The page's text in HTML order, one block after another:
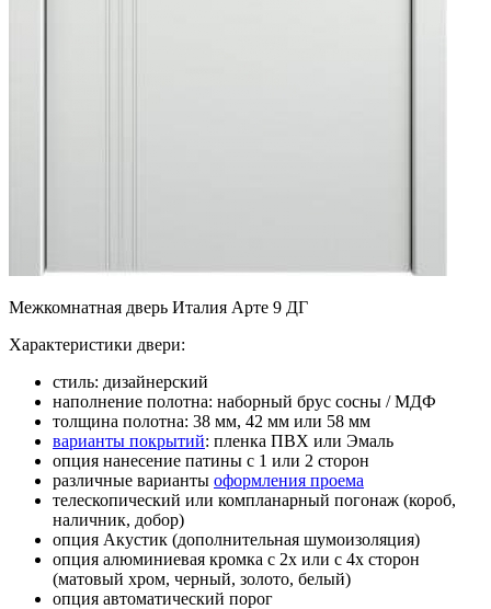
Межкомнатная дверь Италия Арте 9 ДГ
Характеристики двери:
стиль: дизайнерский
наполнение полотна: наборный брус сосны / МДФ
толщина полотна: 38 мм, 42 мм или 58 мм
варианты покрытий: пленка ПВХ или Эмаль
опция нанесение патины с 1 или 2 сторон
различные варианты оформления проема
телескопический или компланарный погонаж (короб,
наличник, добор)
опция Акустик (дополнительная шумоизоляция)
опция алюминиевая кромка с 2х или с 4х сторон
(матовый хром, черный, золото, белый)
опция автоматический порог